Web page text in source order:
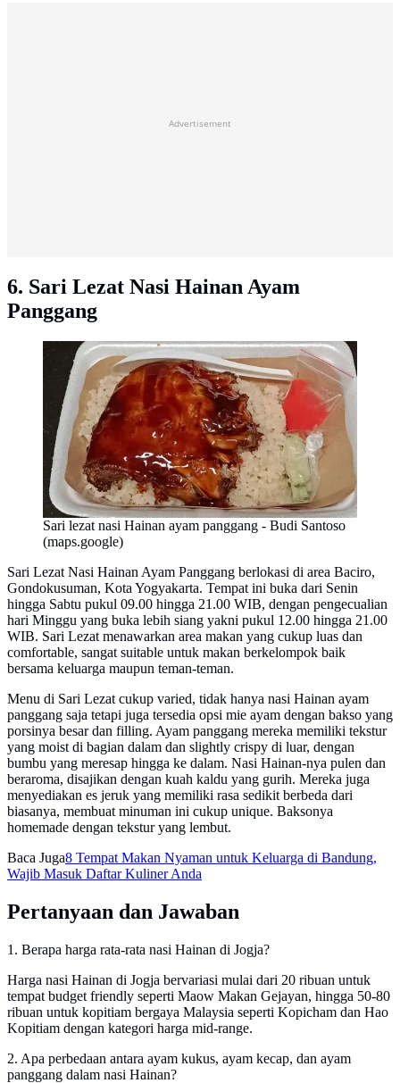
Advertisement
6. Sari Lezat Nasi Hainan Ayam
Panggang
Sari lezat nasi Hainan ayam panggang - Budi Santoso
(maps.google)
Sari Lezat Nasi Hainan Ayam Panggang berlokasi di area Baciro,
Gondokusuman, Kota Yogyakarta. Tempat ini buka dari Senin
hingga Sabtu pukul 09.00 hingga 21.00 WIB, dengan pengecualian
hari Minggu yang buka lebih siang yakni pukul 12.00 hingga 21.00
WIB. Sari Lezat menawarkan area makan yang cukup luas dan
comfortable, sangat suitable untuk makan berkelompok baik
bersama keluarga maupun teman-teman.
Menu di Sari Lezat cukup varied, tidak hanya nasi Hainan ayam
panggang saja tetapi juga tersedia opsi mie ayam dengan bakso yang
porsinya besar dan filling. Ayam panggang mereka memiliki tekstur
yang moist di bagian dalam dan slightly crispy di luar, dengan
bumbu yang meresap hingga ke dalam. Nasi Hainan-nya pulen dan
beraroma, disajikan dengan kuah kaldu yang gurih. Mereka juga
menyediakan es jeruk yang memiliki rasa sedikit berbeda dari
biasanya, membuat minuman ini cukup unique. Baksonya
homemade dengan tekstur yang lembut.
Baca Juga8 Tempat Makan Nyaman untuk Keluarga di Bandung,
Wajib Masuk Daftar Kuliner Anda
Pertanyaan dan Jawaban
1. Berapa harga rata-rata nasi Hainan di Jogja?
Harga nasi Hainan di Jogja bervariasi mulai dari 20 ribuan untuk
tempat budget friendly seperti Maow Makan Gejayan, hingga 50-80
ribuan untuk kopitiam bergaya Malaysia seperti Kopicham dan Hao
Kopitiam dengan kategori harga mid-range.
2. Apa perbedaan antara ayam kukus, ayam kecap, dan ayam
panggang dalam nasi Hainan?